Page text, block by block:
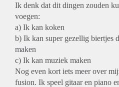
Ik denk dat dit dingen zouden
voegen:
a) Ik kan koken
b) Ik kan super gezellig biertjes
maken
c) Ik kan muziek maken
Nog even kort iets meer over
fusion. Ik speel gitaar en piano